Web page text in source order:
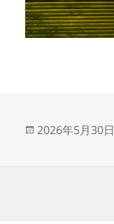
投
2026年5月30日